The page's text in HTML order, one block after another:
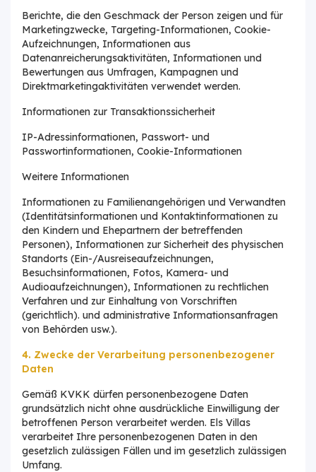
Berichte, die den Geschmack der Person zeigen und für
Marketingzwecke, Targeting-Informationen, Cookie-
Aufzeichnungen, Informationen aus
Datenanreicherungsaktivitäten, Informationen und
Bewertungen aus Umfragen, Kampagnen und
Direktmarketingaktivitäten verwendet werden.
Informationen zur Transaktionssicherheit
IP-Adressinformationen, Passwort- und
Passwortinformationen, Cookie-Informationen
Weitere Informationen
Informationen zu Familienangehörigen und Verwandten
(Identitätsinformationen und Kontaktinformationen zu
den Kindern und Ehepartnern der betreffenden
Personen), Informationen zur Sicherheit des physischen
Standorts (Ein-/Ausreiseaufzeichnungen,
Besuchsinformationen, Fotos, Kamera- und
Audioaufzeichnungen), Informationen zu rechtlichen
Verfahren und zur Einhaltung von Vorschriften
(gerichtlich). und administrative Informationsanfragen
von Behörden usw.).
4. Zwecke der Verarbeitung personenbezogener
Daten
Gemäß KVKK dürfen personenbezogene Daten
grundsätzlich nicht ohne ausdrückliche Einwilligung der
betroffenen Person verarbeitet werden. Els Villas
verarbeitet Ihre personenbezogenen Daten in den
gesetzlich zulässigen Fällen und im gesetzlich zulässigen
Umfang.